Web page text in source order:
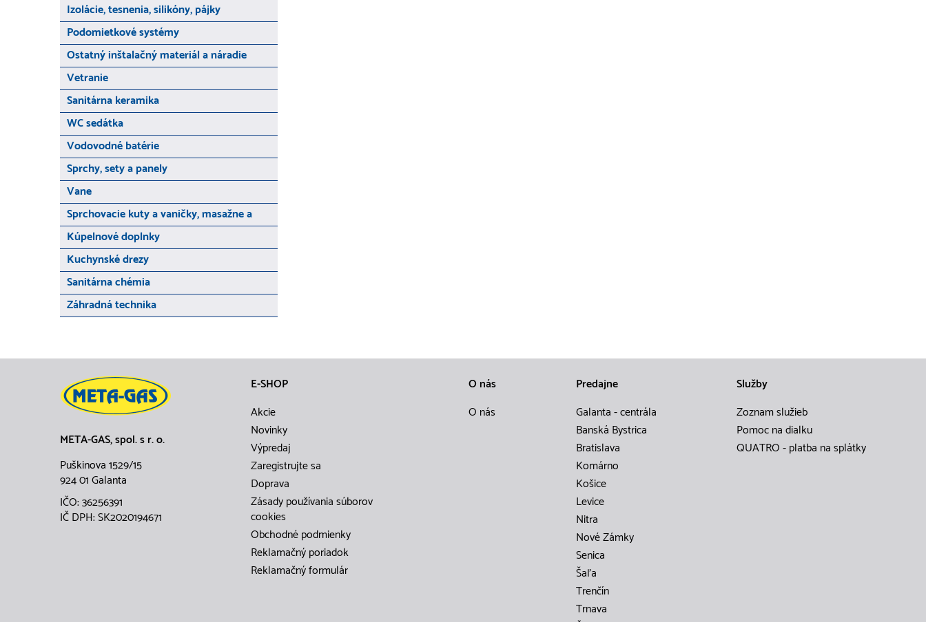
Izolácie, tesnenia, silikóny, pájky
Podomietkové systémy
Ostatný inštalačný materiál a náradie
Vetranie
Sanitárna keramika
WC sedátka
Vodovodné batérie
Sprchy, sety a panely
Vane
Sprchovacie kuty a vaničky, masažne a
Kúpelnové doplnky
Kuchynské drezy
Sanitárna chémia
Záhradná technika
META-GAS, spol. s r. o.
Puškinova 1529/15
924 01 Galanta
IČO: 36256391
IČ DPH: SK2020194671
E-SHOP
Akcie
Novinky
Výpredaj
Zaregistrujte sa
Doprava
Zásady používania súborov
cookies
Obchodné podmienky
Reklamačný poriadok
Reklamačný formulár
O nás
O nás
Predajne
Galanta - centrála
Banská Bystrica
Bratislava
Komárno
Košice
Levice
Nitra
Nové Zámky
Senica
Šaľa
Trenčín
Trnava
Služby
Zoznam služieb
Pomoc na dialku
QUATRO - platba na splátky